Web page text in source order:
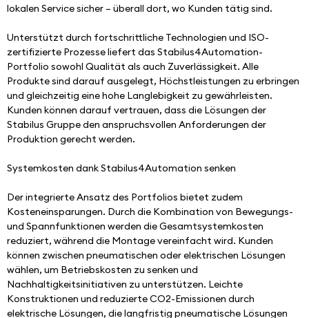
lokalen Service sicher – überall dort, wo Kunden tätig sind.
Unterstützt durch fortschrittliche Technologien und ISO-
zertifizierte Prozesse liefert das Stabilus4Automation-
Portfolio sowohl Qualität als auch Zuverlässigkeit. Alle
Produkte sind darauf ausgelegt, Höchstleistungen zu erbringen
und gleichzeitig eine hohe Langlebigkeit zu gewährleisten.
Kunden können darauf vertrauen, dass die Lösungen der
Stabilus Gruppe den anspruchsvollen Anforderungen der
Produktion gerecht werden.
Systemkosten dank Stabilus4Automation senken
Der integrierte Ansatz des Portfolios bietet zudem
Kosteneinsparungen. Durch die Kombination von Bewegungs-
und Spannfunktionen werden die Gesamtsystemkosten
reduziert, während die Montage vereinfacht wird. Kunden
können zwischen pneumatischen oder elektrischen Lösungen
wählen, um Betriebskosten zu senken und
Nachhaltigkeitsinitiativen zu unterstützen. Leichte
Konstruktionen und reduzierte CO2-Emissionen durch
elektrische Lösungen, die langfristig pneumatische Lösungen